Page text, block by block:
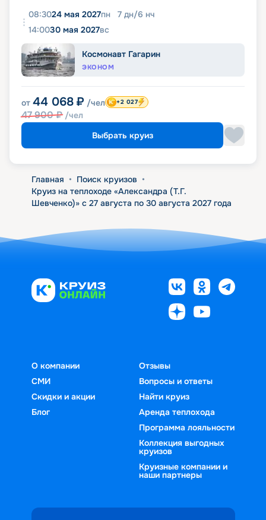
08:3024 мая 2027пн 7 дн/6 нч
14:0030 мая 2027вс
Космонавт Гагарин
ЭКОНОМ
от 44 068 ₽ /чел
47 900₽ /чел
+2 027
Выбрать круиз
Главная • Поиск круизов •
Круиз на теплоходе «Александра (Т.Г.
Шевченко)» с 27 августа по 30 августа 2027 года
О компании
СМИ
Скидки и акции
Блог
Отзывы
Вопросы и ответы
Найти круиз
Аренда теплохода
Программа лояльности
Коллекция выгодных
круизов
Круизные компании и
наши партнеры